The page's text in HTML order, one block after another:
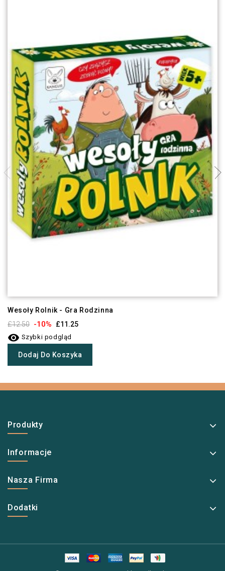
Wesoły Rolnik - Gra Rodzinna
£12.50 -10% £11.25
 Szybki podgląd
Dodaj Do Koszyka
Produkty
Informacje
Nasza Firma
Dodatki